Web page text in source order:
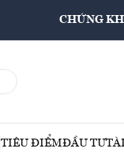
CHỨNG
TIÊU ĐIỂMĐẦU TƯ